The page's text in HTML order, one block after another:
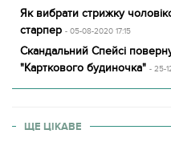
Як вибрати стрижку
старпер - 05-08-2020 17:15
Скандальний Спейсі
"Карткового будиночка" - 25-
ЩЕ ЦІКАВЕ